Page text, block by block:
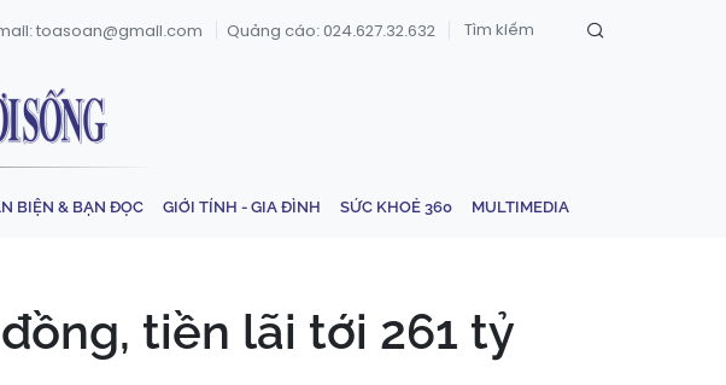
toasoan@gmail.com Quảng cáo: 024.627.32.632
BIỆN & BẠN ĐỌC GIỚI TÍNH - GIA ĐÌNH SỨC KHOẺ 360 MULTIMEDIA
tiền lãi tới 261 tỷ